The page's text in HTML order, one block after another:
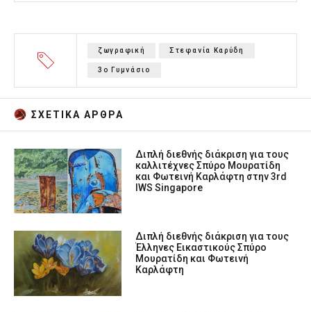
ζωγραφική Στεφανία Καρύδη
3ο Γυμνάσιο
ΣΧΕΤΙΚA AΡΘΡΑ
Διπλή διεθνής διάκριση για τους
καλλιτέχνες Σπύρο Μουρατίδη
και Φωτεινή Καρλάφτη στην 3rd
IWS Singapore
Διπλή διεθνής διάκριση για τους
Έλληνες Εικαστικούς Σπύρο
Μουρατίδη και Φωτεινή
Καρλάφτη